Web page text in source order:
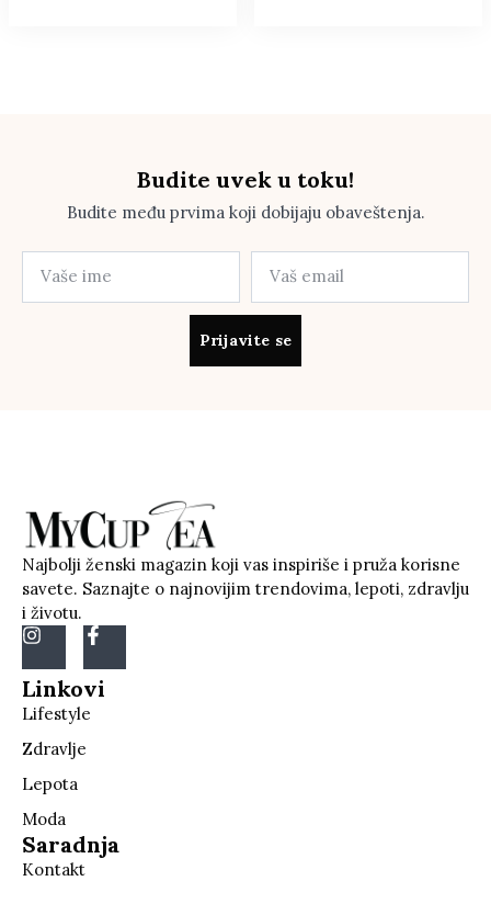
Budite uvek u toku!
Budite među prvima koji dobijaju obaveštenja.
Prijavite se
Najbolji ženski magazin koji vas inspiriše i pruža korisne
savete. Saznajte o najnovijim trendovima, lepoti, zdravlju
i životu.
Linkovi
Lifestyle
Zdravlje
Lepota
Moda
Saradnja
Kontakt